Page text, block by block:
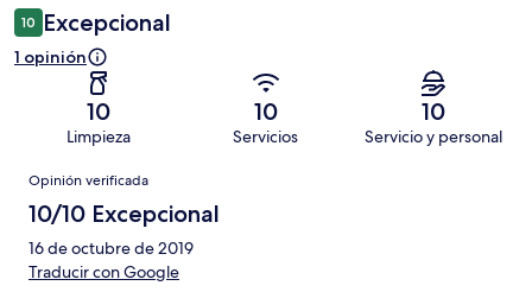
10 Excepcional
1 opinión
10
Limpieza
10
Servicios
10
Servicio y personal
Opiniones
Opinión verificada
10/10 Excepcional
16 de octubre de 2019
Traducir con Google